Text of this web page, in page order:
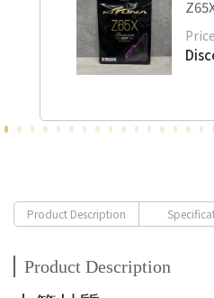
Price
Product Description
Product Description